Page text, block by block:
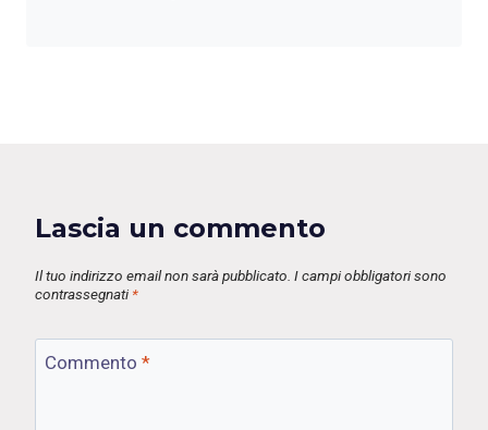
Lascia un commento
Il tuo indirizzo email non sarà pubblicato. I campi obbligatori sono
contrassegnati *
Commento *